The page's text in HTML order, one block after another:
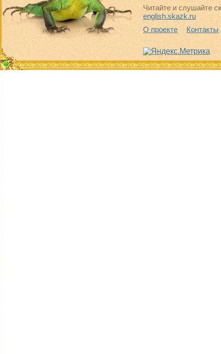
Читайте и слушайте
english.skazk.ru
О проекте
Контакты